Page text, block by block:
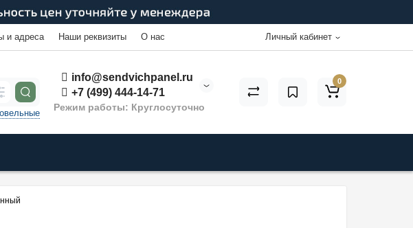
и адреса Наши реквизиты О нас Личный кабинет
info@sendvichpanel.ru
+7 (499) 444-14-71
Режим работы: Круглосуточно
0